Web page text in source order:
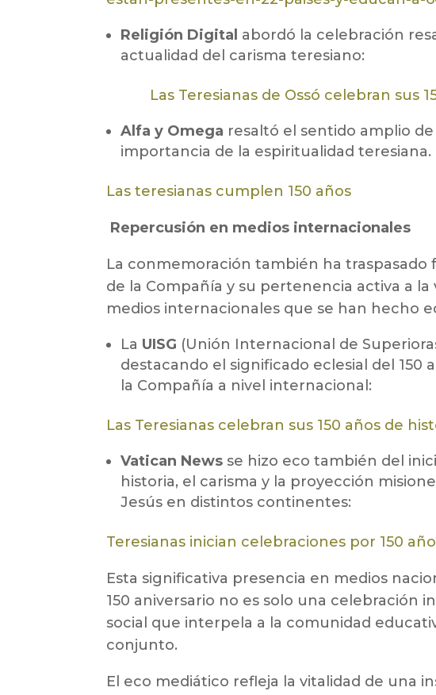
Religión Digital abordó la celebración
actualidad del carisma teresiano:
Las Teresianas de Ossó celebran sus
Alfa y Omega resaltó el sentido amplio
importancia de la espiritualidad teresiana.
Las teresianas cumplen 150 años
Repercusión en medios internacionales
La conmemoración también ha traspasado
de la Compañía y su pertenencia activa a
medios internacionales que se han hecho
La UISG (Unión Internacional de
destacando el significado eclesial del 150
la Compañía a nivel internacional:
Las Teresianas celebran sus 150 años de
Vatican News se hizo eco también del
historia, el carisma y la proyección
Jesús en distintos continentes:
Teresianas inician celebraciones por 150
Esta significativa presencia en medios
150 aniversario no es solo una celebración
social que interpela a la comunidad
conjunto.
El eco mediático refleja la vitalidad de una